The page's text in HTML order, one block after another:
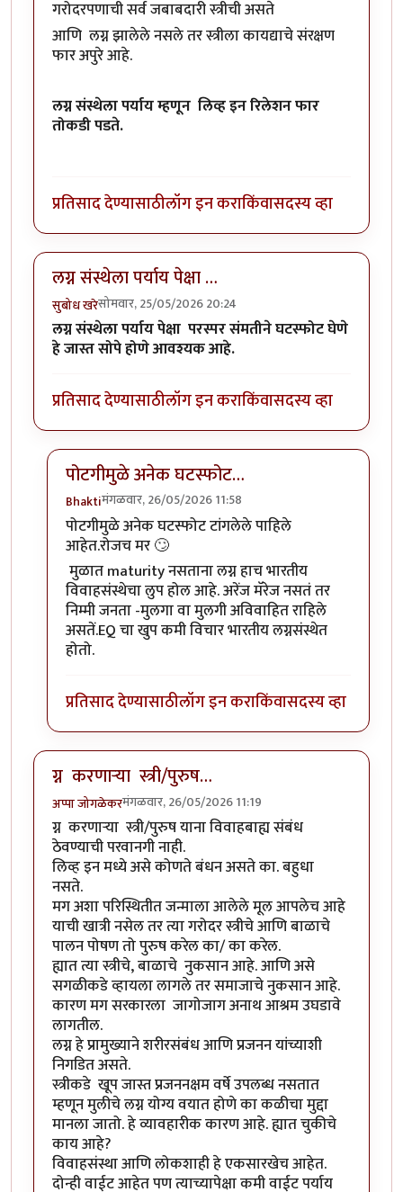
गरोदरपणाची सर्व जबाबदारी स्त्रीची असते
आणि लग्न झालेले नसले तर स्त्रीला कायद्याचे संरक्षण
फार अपुरे आहे.
लग्न संस्थेला पर्याय म्हणून लिव्ह इन रिलेशन फार
तोकडी पडते.
प्रतिसाद देण्यासाठीलॉग इन कराकिंवासदस्य व्हा
लग्न संस्थेला पर्याय पेक्षा …
सुबोध खरेसोमवार, 25/05/2026 20:24
लग्न संस्थेला पर्याय पेक्षा परस्पर संमतीने घटस्फोट घेणे
हे जास्त सोपे होणे आवश्यक आहे.
प्रतिसाद देण्यासाठीलॉग इन कराकिंवासदस्य व्हा
पोटगीमुळे अनेक घटस्फोट…
Bhaktiमंगळवार, 26/05/2026 11:58
In reply toलग्न संस्थेला पर्याय पेक्षा …by
पोटगीमुळे अनेक घटस्फोट टांगलेले पाहिले
आहेत.रोजच मर 🙄
मुळात maturity नसताना लग्न हाच भारतीय
विवाहसंस्थेचा लुप होल आहे. अरेंज मॅरेज नसतं तर
निम्मी जनता -मुलगा वा मुलगी अविवाहित राहिले
असतें.EQ चा खुप कमी विचार भारतीय लग्नसंस्थेत
होतो.
प्रतिसाद देण्यासाठीलॉग इन कराकिंवासदस्य व्हा
ग्न करणाऱ्या स्त्री/पुरुष…
अप्पा जोगळेकरमंगळवार, 26/05/2026 11:19
ग्न करणाऱ्या स्त्री/पुरुष याना विवाहबाह्य संबंध
ठेवण्याची परवानगी नाही.
लिव्ह इन मध्ये असे कोणते बंधन असते का. बहुधा
नसते.
मग अशा परिस्थितीत जन्माला आलेले मूल आपलेच आहे
याची खात्री नसेल तर त्या गरोदर स्त्रीचे आणि बाळाचे
पालन पोषण तो पुरुष करेल का/ का करेल.
ह्यात त्या स्त्रीचे, बाळाचे नुकसान आहे. आणि असे
सगळीकडे व्हायला लागले तर समाजाचे नुकसान आहे.
कारण मग सरकारला जागोजाग अनाथ आश्रम उघडावे
लागतील.
लग्न हे प्रामुख्याने शरीरसंबंध आणि प्रजनन यांच्याशी
निगडित असते.
स्त्रीकडे खूप जास्त प्रजननक्षम वर्षे उपलब्ध नसतात
म्हणून मुलीचे लग्न योग्य वयात होणे का कळीचा मुद्दा
मानला जातो. हे व्यावहारीक कारण आहे. ह्यात चुकीचे
काय आहे?
विवाहसंस्था आणि लोकशाही हे एकसारखेच आहेत.
दोन्ही वाईट आहेत पण त्याच्यापेक्षा कमी वाईट पर्याय